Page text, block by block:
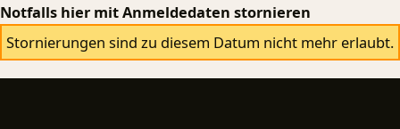
Notfalls hier mit Anmeldedaten stornieren
Stornierungen sind zu diesem Datum nicht mehr erlaubt.